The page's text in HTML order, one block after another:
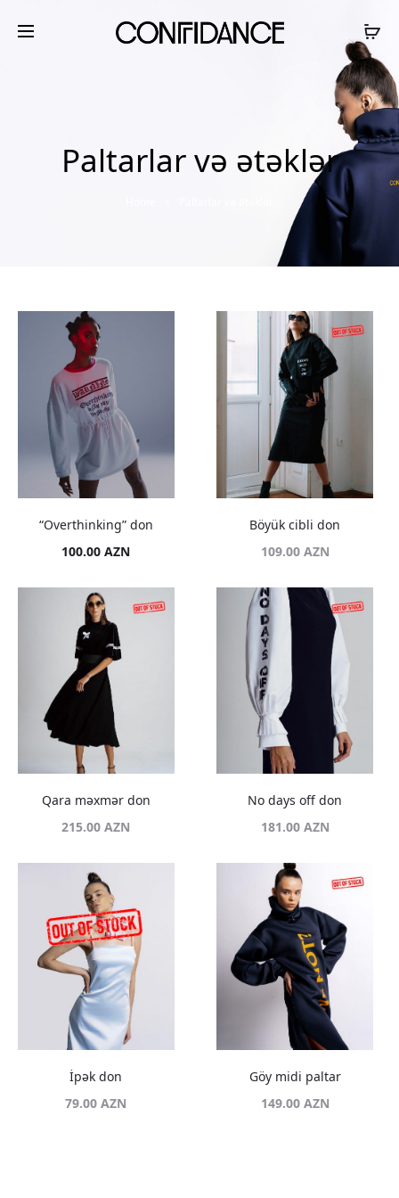
Paltarlar və ətəklər
“Overthinking” don
100.00AZN
Böyük cibli don
109.00 AZN
Qara məxmər don
215.00AZN
No days off don
181.00 AZN
İpək don
79.00AZN
Göy midi paltar
149.00 AZN